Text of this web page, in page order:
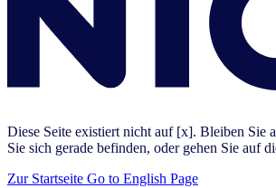
Diese Seite existiert nicht auf [x]. Bleiben Sie
Sie sich gerade befinden, oder gehen Sie auf
Zur Startseite Go to English Page